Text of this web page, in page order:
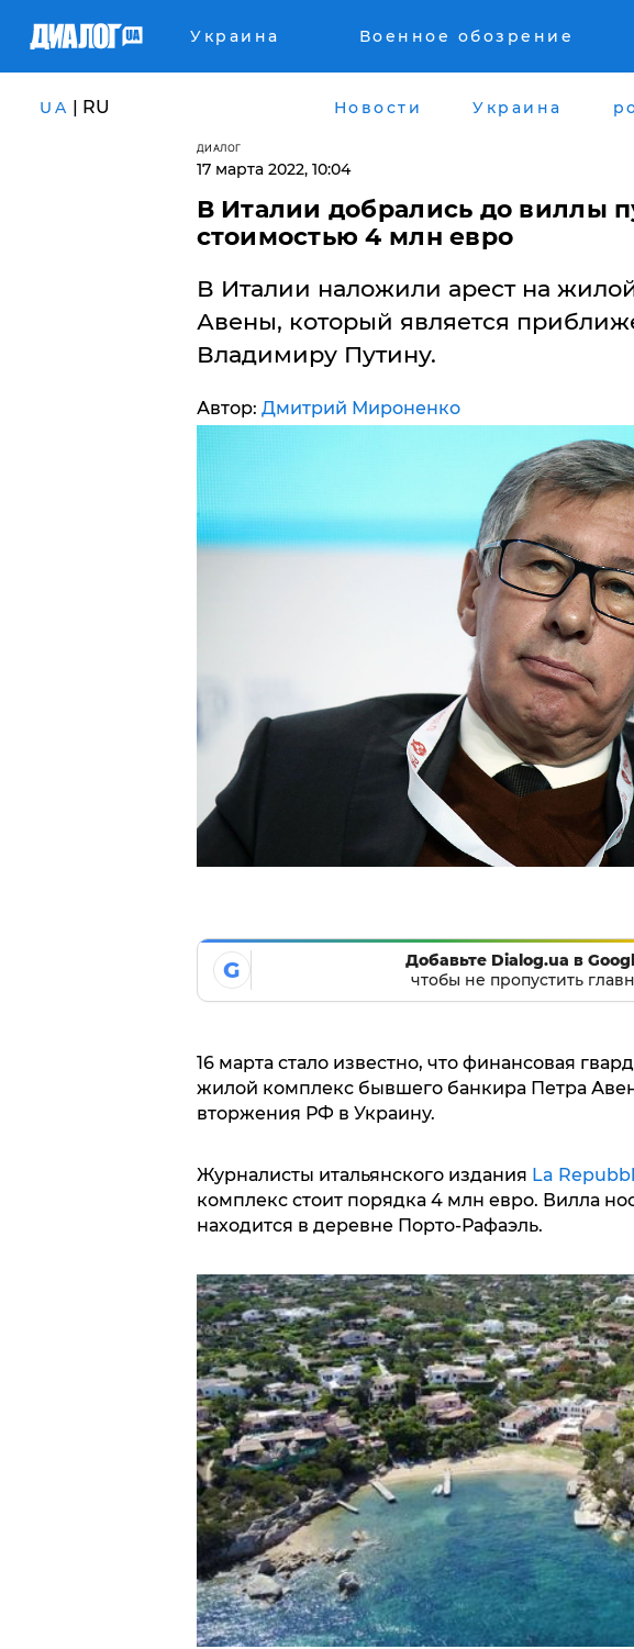
Украина Военное обозрение
UA | RU Новости Украина
ДИАЛОГ
17 марта 2022, 10:04
​В Италии добрались до виллы
стоимостью 4 млн евро
В Италии наложили арест на
Авены, который является
Владимиру Путину.
Автор: Дмитрий Мироненко
G
Добавьте Dialog.ua в
чтобы не пропустить
16 марта стало известно, что финансовая
жилой комплекс бывшего банкира Петра
вторжения РФ в Украину.
Журналисты итальянского издания La
комплекс стоит порядка 4 млн евро. Вилла
находится в деревне Порто-Рафаэль.